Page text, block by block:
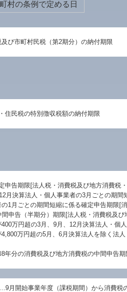
村の条例で定める日
び市町村民税（第2期分）の納付期限
住民税の特別徴収税額の納付期限
申告期限[法人税・消費税及び地方消費税
月決算法人・個人事業者の3月ごとの期
1月ごとの期間短縮に係る確定申告期限[
間申告（半期分）期限[法人税・消費税及
万円超の3月、9月、12月決算法人・個
万円超の5月、6月決算法人を除く法
年分の消費税及び地方消費税の中間申告期
…9月開始事業年度（課税期間）から消費